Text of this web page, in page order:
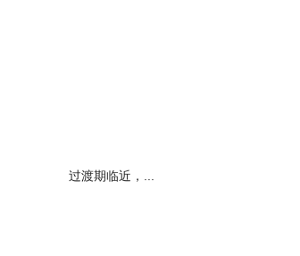
过渡期临近，...